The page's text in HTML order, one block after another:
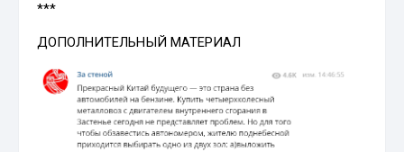
***
ДОПОЛНИТЕЛЬНЫЙ МАТЕРИАЛ